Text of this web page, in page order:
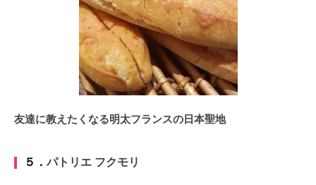
友達に教えたくなる明太フランスの日本聖地
５． パトリエ フクモリ